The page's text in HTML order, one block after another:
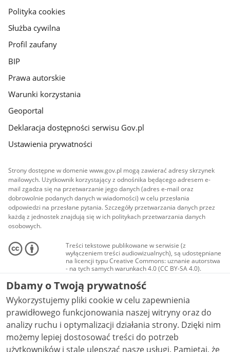
gov.pl
Polityka cookies
Służba cywilna
Profil zaufany
BIP
Prawa autorskie
Warunki korzystania
Geoportal
Deklaracja dostępności serwisu Gov.pl
Ustawienia prywatności
Strony dostępne w domenie www.gov.pl mogą zawierać adresy skrzynek
mailowych. Użytkownik korzystający z odnośnika będącego adresem e-
mail zgadza się na przetwarzanie jego danych (adres e-mail oraz
dobrowolnie podanych danych w wiadomości) w celu przesłania
odpowiedzi na przesłane pytania. Szczegóły przetwarzania danych przez
każdą z jednostek znajdują się w ich politykach przetwarzania danych
osobowych.
Treści tekstowe publikowane w serwisie (z
wyłączeniem treści audiowizualnych), są udostępniane
na licencji typu Creative Commons: uznanie autorstwa
- na tych samych warunkach 4.0 (CC BY-SA 4.0).
Materiały audiowizualne, w tym zdjęcia, materiały
audio i wideo, są udostępniane na licencji typu
Creative Commons: uznanie autorstwa użycie
niekomercyjne - bez utworów zależnych 4.0 (CC BY-
NC-ND 4.0), o ile nie jest to stwierdzone inaczej.
Dbamy o Twoją prywatność
Wykorzystujemy pliki cookie w celu zapewnienia
prawidłowego funkcjonowania naszej witryny oraz do
analizy ruchu i optymalizacji działania strony. Dzięki nim
możemy lepiej dostosować treści do potrzeb
użytkowników i stale ulepszać nasze usługi. Pamiętaj, że